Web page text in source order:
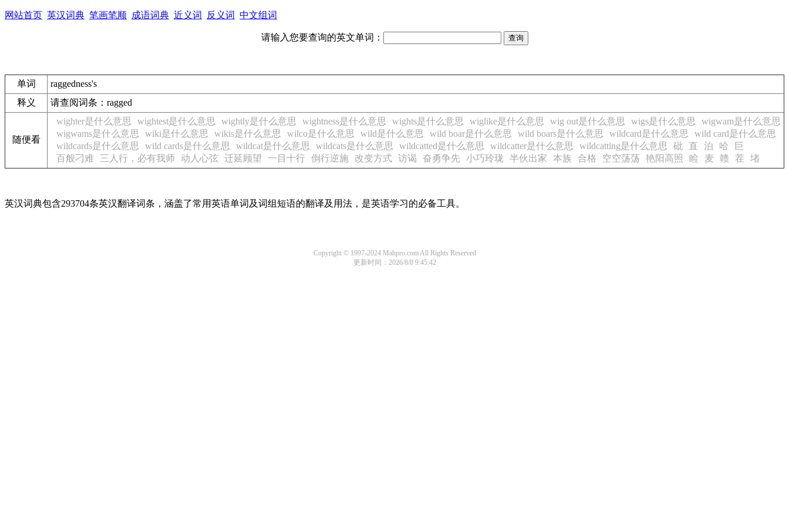
网站首页 英汉词典 笔画笔顺 成语词典 近义词 反义词 中文组词
请输入您要查询的英文单词：
单词
raggedness's
释义
请查阅词条：ragged
随便看
wighter是什么意思 wightest是什么意思 wightly是什么意思 wightness是什么意思 wights是什么意思 wiglike是什么意思 wig out是什么意思 wigs是什么意思
wigwam是什么意思
wigwams是什么意思
wiki是什么意思 wikis是什么意思 wilco是什么意思 wild是什么意思 wild boar是什么意思 wild boars是什么意思 wildcard是什么意思
wild card是什么意思
wildcards是什么意思
wild cards是什么意思 wildcat是什么意思 wildcats是什么意思 wildcatted是什么意思 wildcatter是什么意思 wildcatting是什么意思 砒 直 泊 哈
巨
百般刁难
三人行，必有我师 动人心弦 迁延顾望 一目十行 倒行逆施 改变方式 访谒 奋勇争先 小巧玲珑 半伙出家 本族 合格 空空荡荡 艳阳高照 睑 麦 赣 茬 堵
英汉词典包含293704条英汉翻译词条，涵盖了常用英语单词及词组短语的翻译及用法，是英语学习的必备工具。
Copyright © 1997-2024 Mahpro.com All Rights Reserved
更新时间：2026/8/8 9:45:42